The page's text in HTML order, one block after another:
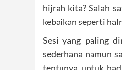
hijrah kita? Salah
kebaikan seperti
Sesi yang paling
sederhana namun
tentunya untuk